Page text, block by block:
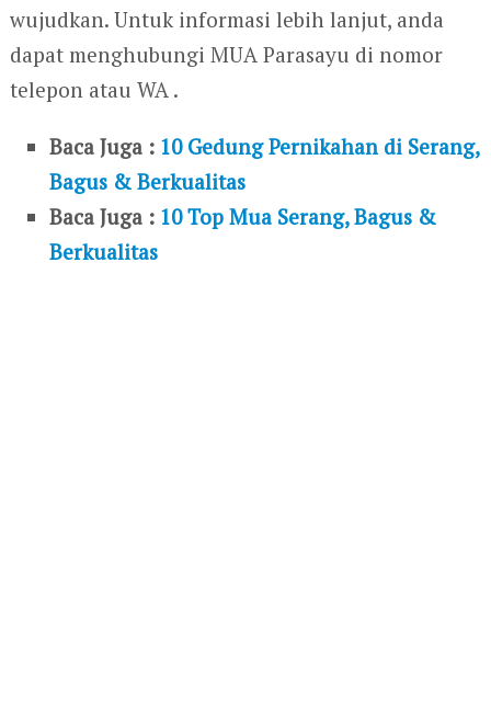
wujudkan. Untuk informasi lebih lanjut, anda
dapat menghubungi MUA Parasayu di nomor
telepon atau WA .
Baca Juga : 10 Gedung Pernikahan di Serang,
Bagus & Berkualitas
Baca Juga : 10 Top Mua Serang, Bagus &
Berkualitas